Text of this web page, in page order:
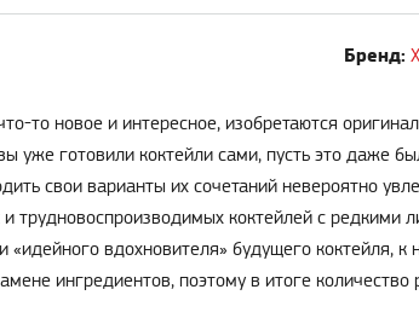
Бренд:
то новое и интересное, изобретаются
уже готовили коктейли сами, пусть это
свои варианты их сочетаний невероятно
трудновоспроизводимых коктейлей с
вдохновителя» будущего коктейля,
ингредиентов, поэтому в итоге количество